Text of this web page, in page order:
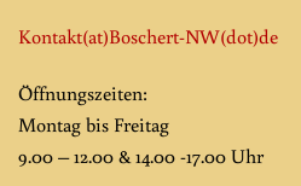
Kontakt(at)Boschert-NW(dot)de
Öffnungszeiten:
Montag bis Freitag
9.00 – 12.00 & 14.00 -17.00 Uhr